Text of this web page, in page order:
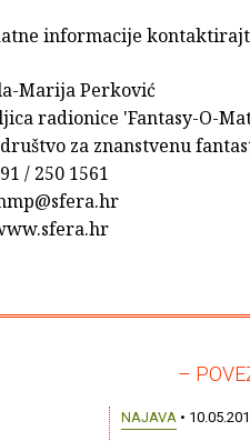
informacije
Marija Perković
radionice 'Fantasy-O-
društvo za znanstvenu
/ 250 1561
–
NAJAVA •